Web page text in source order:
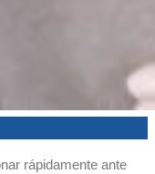
rápidamente ante